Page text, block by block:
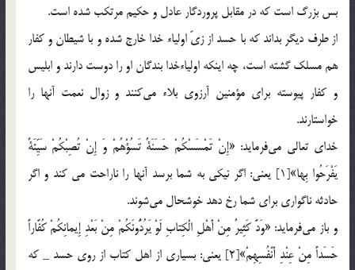
بس بزرگ است كه در مقابل پروردگار عادل و حكيم مرتكب شده است.
از طرف ديگر بداند كه با حسد از زيّ اولياء خدا خارج شده و با شيطان و كفار
هم مسلك گشته است، چه اينكه اولياء‌خدا بندگان او را دوست دارند و ابليس
و كفار پيوسته براي مؤمنين آرزوي بلاء مي‌كنند و زوال نعمت آنها را
خواستارند.
خداي تعالي مي‌فرمايد: «إِنْ تَمْسَسْكُمْ حَسَنَةٌ تَسُؤْهُمْ وَ إِنْ تُصِبْكُمْ سَيِّئَةٌ
يَفْرَحُوا بِها»[1] يعني: اگر نيکي به شما برسد آنها را ناراحت مي کند و اگر
حادثه ناگواري براي شما رخ دهد خوشحال مي‌شوند.
و باز مي‌فرمايد: «وَدَّ كَثِيرٌ مِنْ أَهْلِ الْكِتابِ لَوْ يَرُدُّونَكُمْ مِنْ بَعْدِ إِيمانِكُمْ كُفَّاراً
حَسَداً مِنْ عِنْدِ أَنْفُسِهِمْ»[2] يعني: بسياري از اهل كتاب از روي حسد _ که